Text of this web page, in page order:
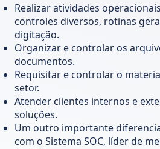
Realizar atividades
controles diversos, rotinas
digitação.
Organizar e controlar os
documentos.
Requisitar e controlar o
setor.
Atender clientes internos e
soluções.
Um outro importante
com o Sistema SOC, líder de